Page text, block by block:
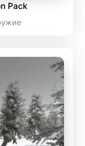
Pack